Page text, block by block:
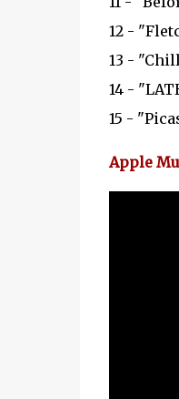
12 -
13 -
14 -
15 -
Apple